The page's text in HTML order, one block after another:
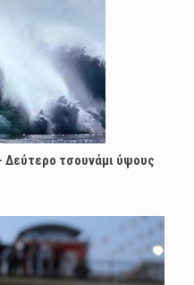
Δεύτερο τσουνάμι ύψους